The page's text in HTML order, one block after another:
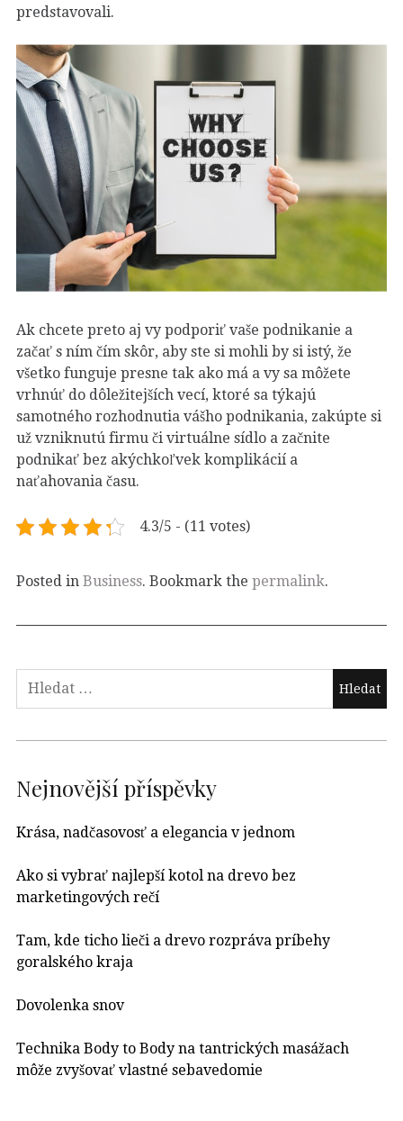
predstavovali.
Ak chcete preto aj vy podporiť vaše podnikanie a
začať s ním čím skôr, aby ste si mohli by si istý, že
všetko funguje presne tak ako má a vy sa môžete
vrhnúť do dôležitejších vecí, ktoré sa týkajú
samotného rozhodnutia vášho podnikania, zakúpte si
už vzniknutú firmu či virtuálne sídlo a začnite
podnikať bez akýchkoľvek komplikácií a
naťahovania času.
4.3/5 - (11 votes)
Posted in Business. Bookmark the permalink.
Nejnovější příspěvky
Krása, nadčasovosť a elegancia v jednom
Ako si vybrať najlepší kotol na drevo bez
marketingových rečí
Tam, kde ticho lieči a drevo rozpráva príbehy
goralského kraja
Dovolenka snov
Technika Body to Body na tantrických masážach
môže zvyšovať vlastné sebavedomie